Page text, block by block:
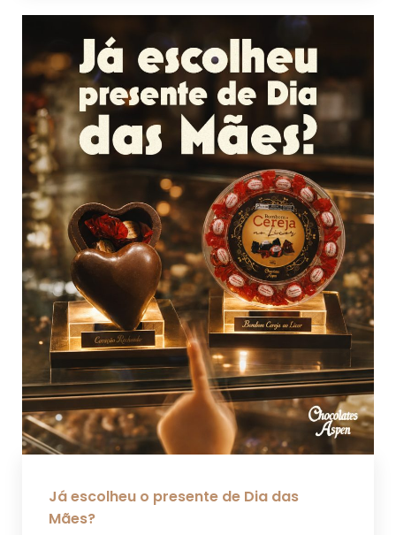
Já escolheu o presente de Dia das
Mães?